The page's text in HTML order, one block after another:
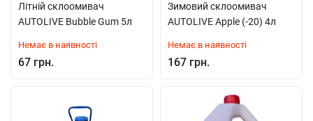
Літній склоомивач
AUTOLIVE Bubble Gum 5л
Немає в наявності
67 грн.
Зимовий склоомивач
AUTOLIVE Apple (-20) 4л
Немає в наявності
167 грн.